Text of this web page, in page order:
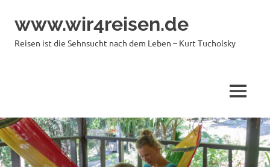
Inhaltwww.wir4reisen.de
Reisen ist die Sehnsucht nach dem Leben – Kurt Tucholsky
MENÜ